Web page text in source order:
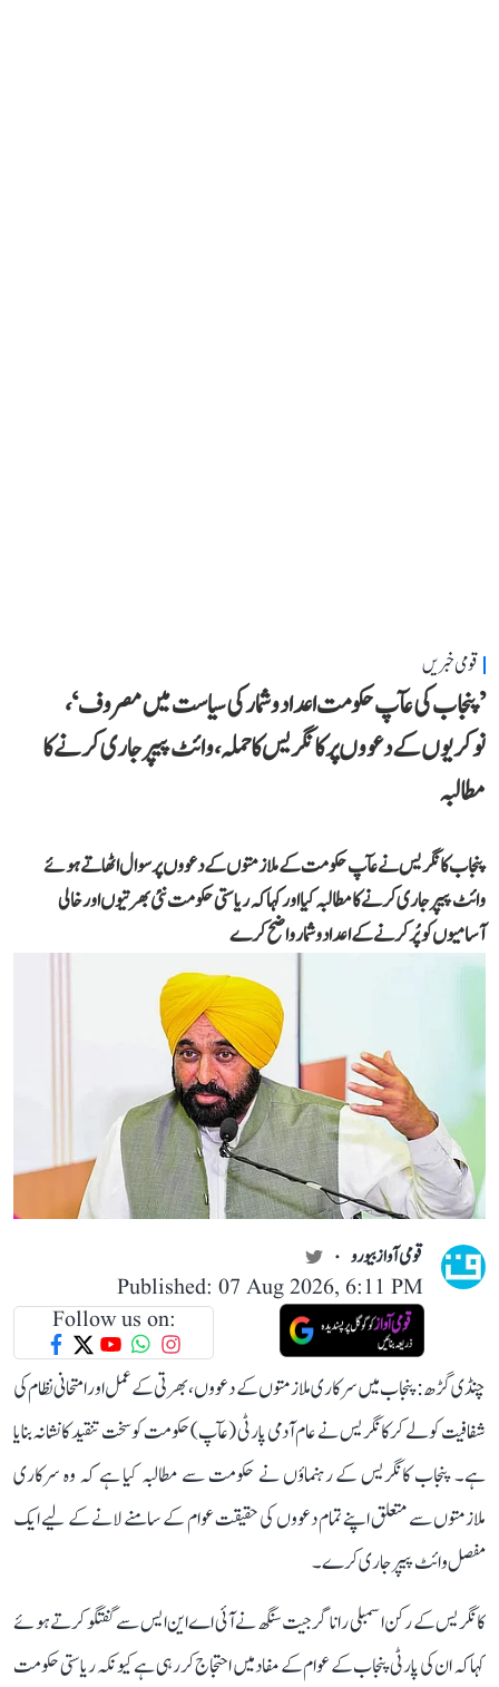
قومی خبریں
’پنجاب کی عآپ حکومت اعداد و شمار کی سیاست میں مصروف‘،
نوکریوں کے دعووں پر کانگریس کا حملہ، وائٹ پیپر جاری کرنے کا
مطالبہ
پنجاب کانگریس نے عآپ حکومت کے ملازمتوں کے دعووں پر سوال اٹھاتے ہوئے
وائٹ پیپر جاری کرنے کا مطالبہ کیا اور کہا کہ ریاستی حکومت نئی بھرتیوں اور خالی
آسامیوں کو پُر کرنے کے اعداد و شمار واضح کرے
قومی آواز بیورو
Published: 07 Aug 2026, 6:11 PM
Follow us on:
چنڈی گڑھ: پنجاب میں سرکاری ملازمتوں کے دعووں، بھرتی کے عمل اور امتحانی نظام کی
شفافیت کو لے کر کانگریس نے عام آدمی پارٹی (عآپ) حکومت کو سخت تنقید کا نشانہ بنایا
ہے۔ پنجاب کانگریس کے رہنماؤں نے حکومت سے مطالبہ کیا ہے کہ وہ سرکاری
ملازمتوں سے متعلق اپنے تمام دعووں کی حقیقت عوام کے سامنے لانے کے لیے ایک
مفصل وائٹ پیپر جاری کرے۔
کانگریس کے رکن اسمبلی رانا گرجیت سنگھ نے آئی اے این ایس سے گفتگو کرتے ہوئے
کہا کہ ان کی پارٹی پنجاب کے عوام کے مفاد میں احتجاج کر رہی ہے کیونکہ ریاستی حکومت